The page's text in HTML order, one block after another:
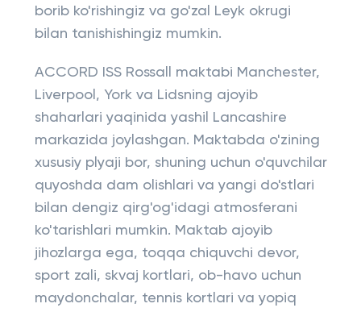
borib ko'rishingiz va go'zal Leyk okrugi
bilan tanishishingiz mumkin.
ACCORD ISS Rossall maktabi Manchester,
Liverpool, York va Lidsning ajoyib
shaharlari yaqinida yashil Lancashire
markazida joylashgan. Maktabda o'zining
xususiy plyaji bor, shuning uchun o'quvchilar
quyoshda dam olishlari va yangi do'stlari
bilan dengiz qirg'og'idagi atmosferani
ko'tarishlari mumkin. Maktab ajoyib
jihozlarga ega, toqqa chiquvchi devor,
sport zali, skvaj kortlari, ob-havo uchun
maydonchalar, tennis kortlari va yopiq